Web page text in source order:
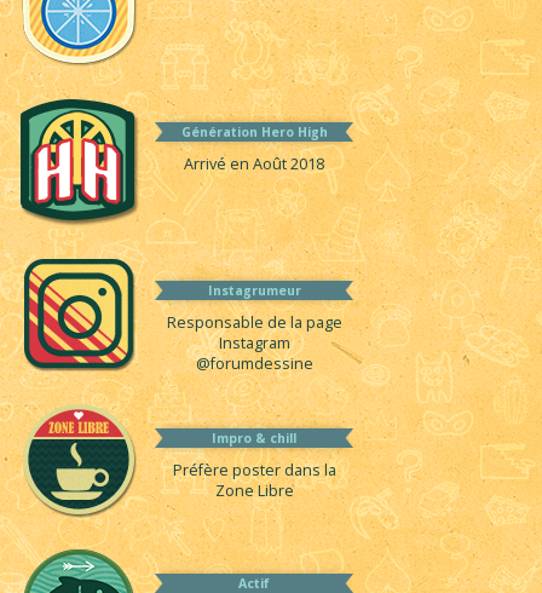
Génération Hero High
Arrivé en Août 2018
Instagrumeur
Responsable de la page
Instagram
@forumdessine
Impro & chill
Préfère poster dans la
Zone Libre
Actif